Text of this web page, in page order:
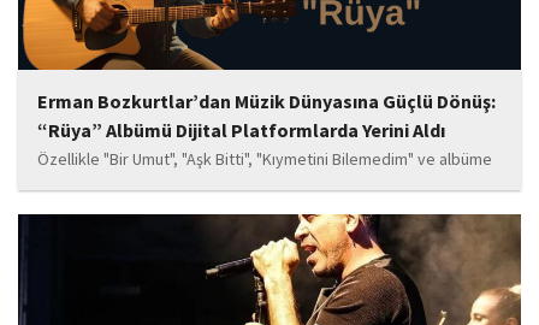
Erman Bozkurtlar’dan Müzik Dünyasına Güçlü Dönüş:
“Rüya” Albümü Dijital Platformlarda Yerini Aldı
Özellikle "Bir Umut", "Aşk Bitti", "Kıymetini Bilemedim" ve albüme
adını veren "Rüya" parçalarının kısa süre içerisinde öne çıkan
eserler arasında yer alması bekleniyor. Albüm, sanatçının önceki
çalışmalarına göre daha olgun,...